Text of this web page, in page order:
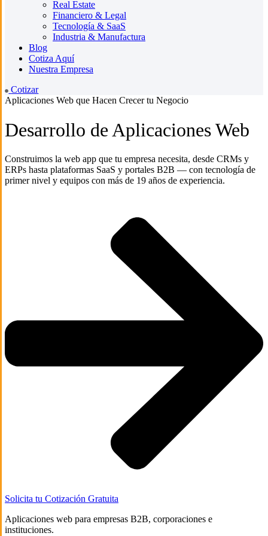
Real Estate
Financiero & Legal
Tecnología & SaaS
Industria & Manufactura
Blog
Cotiza Aquí
Nuestra Empresa
Cotizar
Aplicaciones Web que Hacen Crecer tu Negocio
Desarrollo de Aplicaciones Web
Construimos la web app que tu empresa necesita, desde CRMs y
ERPs hasta plataformas SaaS y portales B2B — con tecnología de
primer nivel y equipos con más de 19 años de experiencia.
Solicita tu Cotización Gratuita
Aplicaciones web para empresas B2B, corporaciones e
instituciones.